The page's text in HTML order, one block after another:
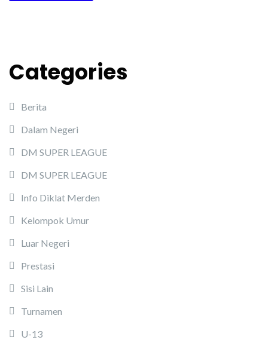
Categories
Berita
Dalam Negeri
DM SUPER LEAGUE
DM SUPER LEAGUE
Info Diklat Merden
Kelompok Umur
Luar Negeri
Prestasi
Sisi Lain
Turnamen
U-13